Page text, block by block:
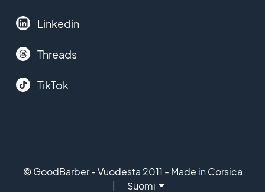
Linkedin
Threads
TikTok
© GoodBarber - Vuodesta 2011 - Made in Corsica
Suomi